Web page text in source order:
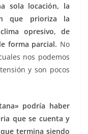
sola locación, la
que prioriza la
opresivo, de
forma parcial. No
nos podemos
y son pocos
podría haber
que se cuenta y
termina siendo